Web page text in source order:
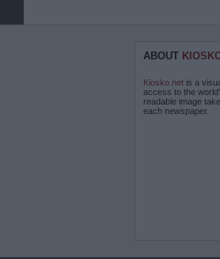
ABOUT
Kiosko.net is a
access to the
readable image
each newspaper.